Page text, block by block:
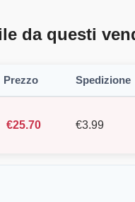
da questi
Prezzo Spedizione
€25.70 €3.99